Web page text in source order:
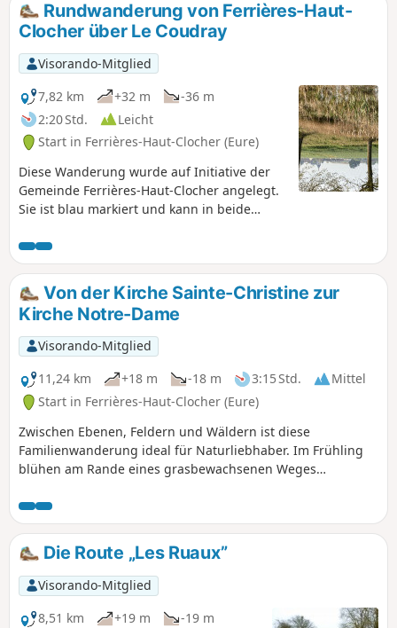
Rundwanderung von Ferrières-Haut-
Clocher über Le Coudray
Visorando-Mitglied
7,82 km
+32 m
-36 m
2:20 Std.
Leicht
Start in Ferrières-Haut-Clocher (Eure)
Diese Wanderung wurde auf Initiative der
Gemeinde Ferrières-Haut-Clocher angelegt.
Sie ist blau markiert und kann in beide
leichte Spaziergang führt durch den Süden
des Gemeindegebiets, durch Ebenen und
Wälder.Von der Kirche Sainte-Christine zur
Kirche Notre-Dame
Visorando-Mitglied
11,24 km
+18 m -18 m 3:15 Std.
Mittel
Start in Ferrières-Haut-Clocher (Eure)
Zwischen Ebenen, Feldern und Wäldern ist diese
Familienwanderung ideal für Naturliebhaber. Im Frühling
blühen am Rande eines grasbewachsenen Weges
begeistern. Etwas später in der Saison erinnern Sie die
blühenden Obstgärten daran, dass Sie sich in der
Normandie befinden!
Die Route „Les Ruaux”
Visorando-Mitglied
8,51 km
+19 m
-19 m